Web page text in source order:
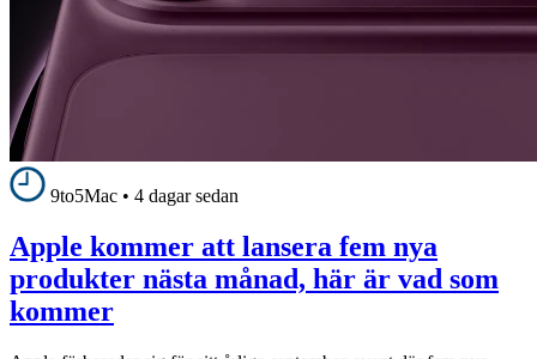
9to5Mac • 4 dagar sedan
Apple kommer att lansera fem nya
produkter nästa månad, här är vad som
kommer